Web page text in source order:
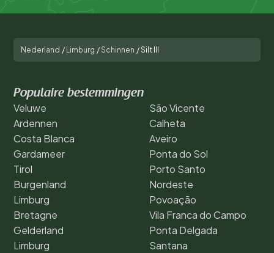
Nederland / Limburg /Schinnen /Silt III
Populaire bestemmingen
Veluwe
Ardennen
Costa Blanca
Gardameer
Tirol
Burgenland
Limburg
Bretagne
Gelderland
Limburg
São Vicente
Calheta
Aveiro
Ponta do Sol
Porto Santo
Nordeste
Povoação
Vila Franca do Campo
Ponta Delgada
Santana